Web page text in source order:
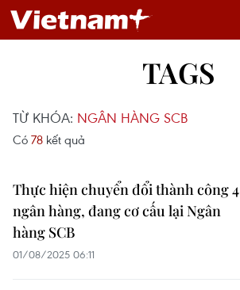
TAGS
TỪ KHÓA: NGÂN HÀNG SCB
Có 78 kết quả
Thực hiện chuyển đổi thành công 4
ngân hàng, đang cơ cấu lại Ngân
hàng SCB
01/08/2025 06:11